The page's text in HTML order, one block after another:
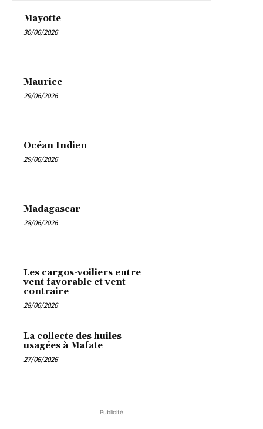
Mayotte
30/06/2026
Maurice
29/06/2026
Océan Indien
29/06/2026
Madagascar
28/06/2026
Les cargos-voiliers entre
vent favorable et vent
contraire
28/06/2026
La collecte des huiles
usagées à Mafate
27/06/2026
Publicité